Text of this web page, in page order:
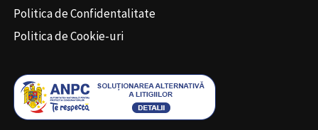
Politica de Confidentalitate
Politica de Cookie-uri